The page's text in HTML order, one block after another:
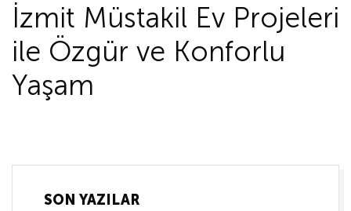
İzmit Müstakil Ev Projeleri
ile Özgür ve Konforlu
Yaşam
SON YAZILAR